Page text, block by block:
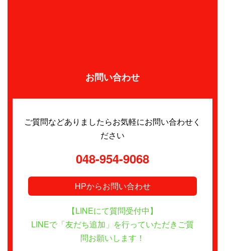
お問い合わせ
ご質問などありましたらお気軽にお問い合わせく
ださい
048-954-9068
HPからお問い合わせ
【LINEにて質問受付中】
LINEで「友だち追加」を行っていただきご質
問お願いします！